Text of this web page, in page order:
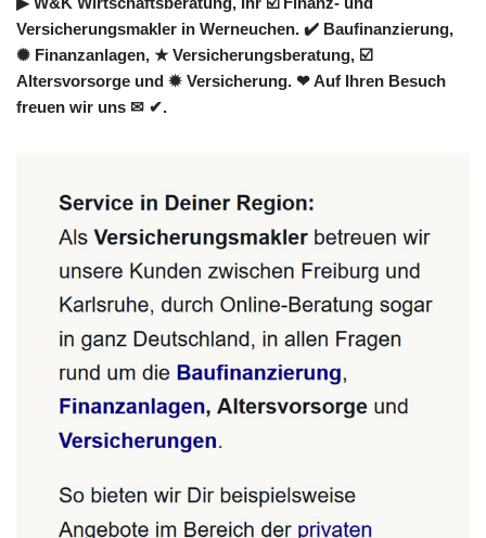
Versicherungsmakler in Werneuchen. ✔️ Baufinanzierung,
✺ Finanzanlagen, ★ Versicherungsberatung, ☑️
Altersvorsorge und ✹ Versicherung. ❤ Auf Ihren Besuch
freuen wir uns ✉ ✔.